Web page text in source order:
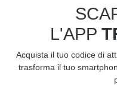
L'APP
Acquista il tuo codice di
trasforma il tuo